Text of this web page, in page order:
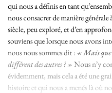
qui nous a définis en tant
nous consacrer de manière
siècle, peu exploré, et d’en
souviens que lorsque nous avons
nous nous sommes dit : « Mais que
différent des autres ? »Nous n’y
évidemment, mais cela a été une
histoire et qui nous a menés là où